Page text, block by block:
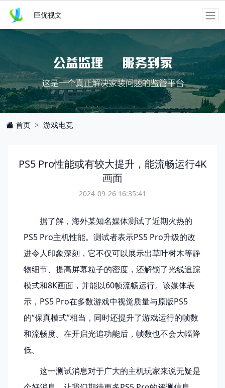
巨优视文
首页 游戏电竞
PS5 Pro性能或有较大提升，能流畅运行4K
画面
2024-09-26 16:35:41
据了解，海外某知名媒体测试了近期火热的
PS5 Pro主机性能。测试者表示PS5 Pro升级的改
进令人印象深刻，它不仅可以展示出草叶树木等静
物细节、提高屏幕粒子的密度，还解锁了光线追踪
模式和8K画面，并能以60帧流畅运行。该媒体表
示，PS5 Pro在多数游戏中视觉质量与原版PS5
的“保真模式”相当，同时还提升了游戏运行的帧数
和流畅度。在开启光追功能后，帧数也不会大幅降
低。
这一测试消息对于广大的主机玩家来说无疑是